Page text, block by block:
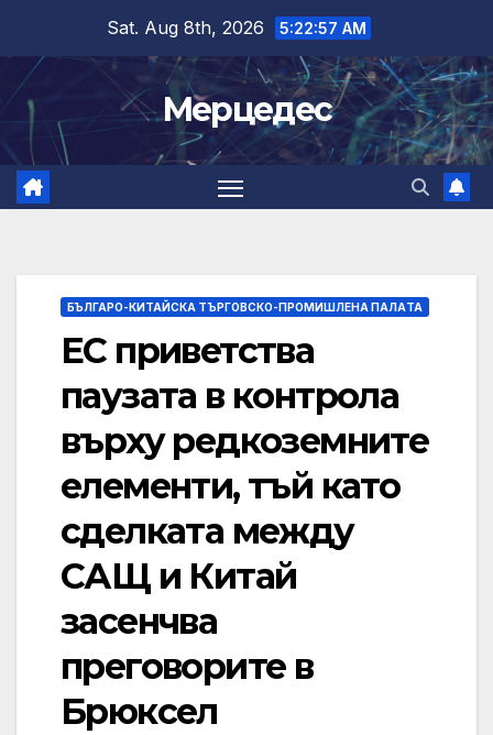
content
Sat. Aug 8th, 2026 5:22:58 AM
Мерцедес
БЪЛГАРО-КИТАЙСКА ТЪРГОВСКО-ПРОМИШЛЕНА ПАЛAТА
ЕС приветства
паузата в контрола
върху редкоземните
елементи, тъй като
сделката между
САЩ и Китай
засенчва
преговорите в
Брюксел